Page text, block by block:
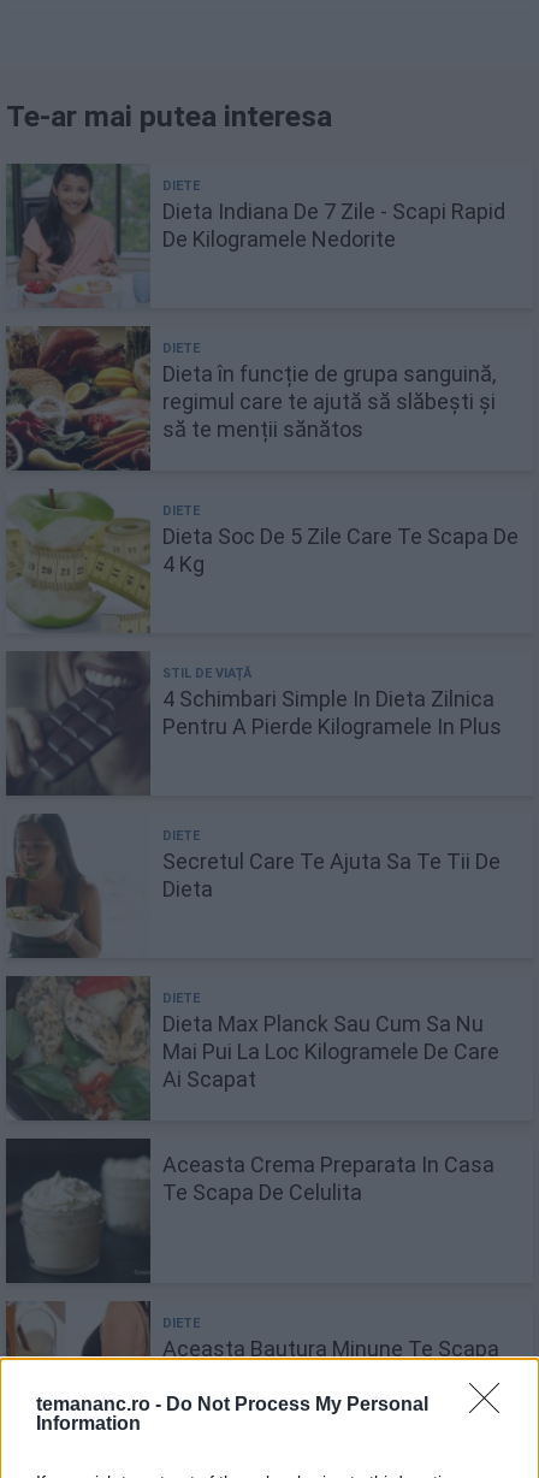
temananc.ro - Do Not Process My Personal
Information
Te-ar mai putea interesa
Dieta Indiana De 7 Zile - Scapi Rapid
De Kilogramele Nedorite
Dieta în funcție de grupa sanguină,
regimul care te ajută să slăbești și
să te menții sănătos
Dieta Soc De 5 Zile Care Te Scapa De
4 Kg
4 Schimbari Simple In Dieta Zilnica
Pentru A Pierde Kilogramele In Plus
Secretul Care Te Ajuta Sa Te Tii De
Dieta
Dieta Max Planck Sau Cum Sa Nu
Mai Pui La Loc Kilogramele De Care
Ai Scapat
Aceasta Crema Preparata In Casa
Te Scapa De Celulita
Aceasta Bautura Minune Te Scapa